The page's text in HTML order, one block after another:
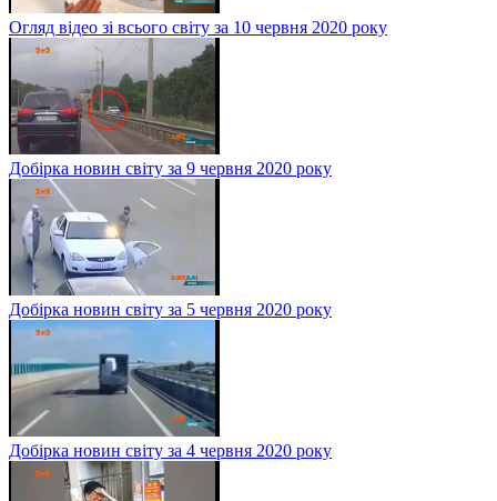
Огляд відео зі всього світу за 10 червня 2020 року
Добірка новин світу за 9 червня 2020 року
Добірка новин світу за 5 червня 2020 року
Добірка новин світу за 4 червня 2020 року